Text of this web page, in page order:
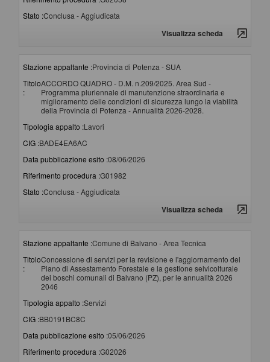
Stato :Conclusa - Aggiudicata
Visualizza scheda
Stazione appaltante :Provincia di Potenza - SUA
Titolo
:
ACCORDO QUADRO - D.M. n.209/2025. Area Sud -
Programma pluriennale di manutenzione straordinaria e
miglioramento delle condizioni di sicurezza lungo la viabilità
della Provincia di Potenza - Annualità 2026-2028.
Tipologia appalto :Lavori
CIG :BADE4EA6AC
Data pubblicazione esito :08/06/2026
Riferimento procedura :G01982
Stato :Conclusa - Aggiudicata
Visualizza scheda
Stazione appaltante :Comune di Balvano - Area Tecnica
Titolo
:
Concessione di servizi per la revisione e l'aggiornamento del
Piano di Assestamento Forestale e la gestione selvicolturale
dei boschi comunali di Balvano (PZ), per le annualità 2026
2046
Tipologia appalto :Servizi
CIG :BB0191BC8C
Data pubblicazione esito :05/06/2026
Riferimento procedura :G02026